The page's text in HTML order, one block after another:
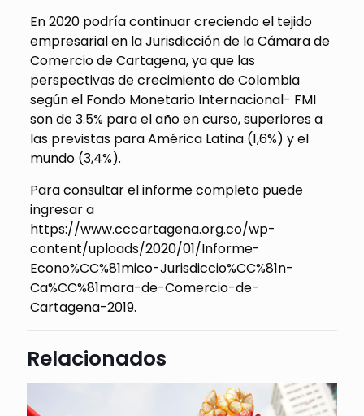
En 2020 podría continuar creciendo el tejido
empresarial en la Jurisdicción de la Cámara de
Comercio de Cartagena, ya que las
perspectivas de crecimiento de Colombia
según el Fondo Monetario Internacional- FMI
son de 3.5% para el año en curso, superiores a
las previstas para América Latina (1,6%) y el
mundo (3,4%).
Para consultar el informe completo puede
ingresar a
https://www.cccartagena.org.co/wp-
content/uploads/2020/01/Informe-
Econo%CC%81mico-Jurisdiccio%CC%81n-
Ca%CC%81mara-de-Comercio-de-
Cartagena-2019.
Relacionados